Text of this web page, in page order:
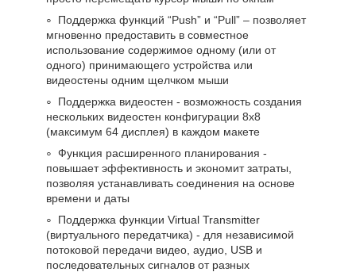
Поддержка функций “Push” и “Pull” – позволяет
мгновенно предоставить в совместное
использование содержимое одному (или от
одного) принимающего устройства или
видеостены одним щелчком мыши
Поддержка видеостен - возможность создания
нескольких видеостен конфигурации 8x8
(максимум 64 дисплея) в каждом макете
Функция расширенного планирования -
повышает эффективность и экономит затраты,
позволяя устанавливать соединения на основе
времени и даты
Поддержка функции Virtual Transmitter
(виртуального передатчика) - для независимой
потоковой передачи видео, аудио, USB и
последовательных сигналов от разных